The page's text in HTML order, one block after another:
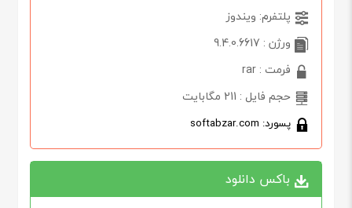
پلتفرم: ویندوز
ورژن : 9.4.0.6617
فرمت : rar
حجم فایل : 211 مگابایت
پسورد: softabzar.com
باکس دانلود